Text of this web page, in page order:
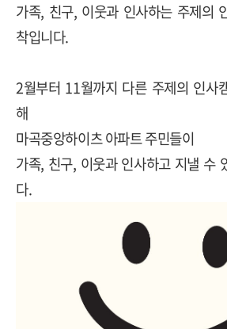
가족, 친구, 이웃과 인사하는 주제의
착입니다.
2월부터 11월까지 다른 주제의 인사
해
마곡중앙하이츠 아파트 주민들이
가족, 친구, 이웃과 인사하고 지낼 수
다.